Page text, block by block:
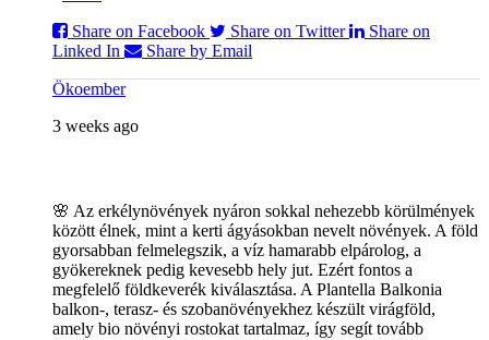
Share on Facebook
Share on Twitter
Share on
Linked In
Share by Email
Ökoember
3 weeks ago
🌸 Az erkélynövények nyáron sokkal nehezebb körülmények
között élnek, mint a kerti ágyásokban nevelt növények. A föld
gyorsabban felmelegszik, a víz hamarabb elpárolog, a
gyökereknek pedig kevesebb hely jut. Ezért fontos a
megfelelő földkeverék kiválasztása. A Plantella Balkonia
balkon-, terasz- és szobanövényekhez készült virágföld,
amely bio növényi rostokat tartalmaz, így segít tovább